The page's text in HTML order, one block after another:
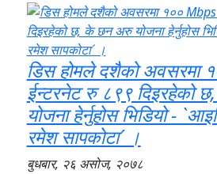
डिस होमले दशैको अवसरमा
ईन्टरनेट रु ८९९ दिइरहेको
योजना हेर्नुहोस भिडियो -
रमेश सापकोटा´ ।
बुधबार, २६ असोज, २०७८